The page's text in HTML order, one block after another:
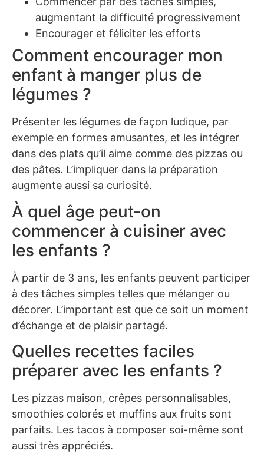
augmentant la difficulté progressivement
Encourager et féliciter les efforts
Comment encourager mon
enfant à manger plus de
légumes ?
Présenter les légumes de façon ludique, par
exemple en formes amusantes, et les intégrer
dans des plats qu’il aime comme des pizzas ou
des pâtes. L’impliquer dans la préparation
augmente aussi sa curiosité.
À quel âge peut-on
commencer à cuisiner avec
les enfants ?
À partir de 3 ans, les enfants peuvent participer
à des tâches simples telles que mélanger ou
décorer. L’important est que ce soit un moment
d’échange et de plaisir partagé.
Quelles recettes faciles
préparer avec les enfants ?
Les pizzas maison, crêpes personnalisables,
smoothies colorés et muffins aux fruits sont
parfaits. Les tacos à composer soi-même sont
aussi très appréciés.